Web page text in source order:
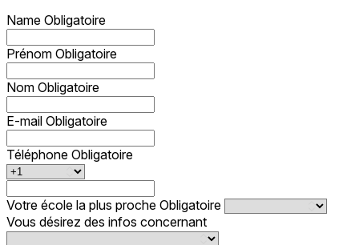
Name Obligatoire
Prénom Obligatoire
Nom Obligatoire
E-mail Obligatoire
Téléphone Obligatoire
Votre école la plus proche Obligatoire
Vous désirez des infos concernant